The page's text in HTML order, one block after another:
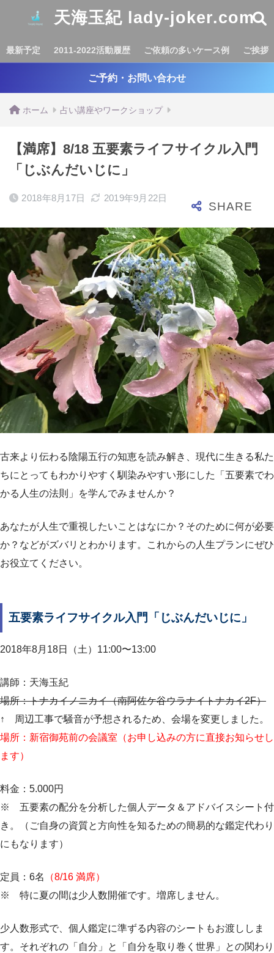
天海玉紀 lady-joker.com
最新予定 2011-2022活動履歴 ご依頼の多いケース例 ご挨拶
ご予約・お問い合わせ
ホーム 占い講座やワークショップ
【満席】8/18 五要素ライフサイクル入門
「じぶんだいじに」
2018年8月17日 2019年9月22日
古来より伝わる陰陽五行の知恵を読み解き、現代に生きる私た
ちにとってもわかりやすく馴染みやすい形にした「五要素でわ
かる人生の法則」を学んでみませんか？
あなたが人生で重視したいことはなにか？そのために何が必要
か？などがズバリとわかります。これからの人生プランにぜひ
お役立てください。
五要素ライフサイクル入門「じぶんだいじに」
2018年8月18日（土）11:00〜13:00
講師：天海玉紀
場所：トナカイノニカイ（南阿佐ケ谷ウラナイトナカイ2F）
↑ 周辺工事で騒音が予想されるため、会場を変更しました。
場所：新宿御苑前の会議室（お申し込みの方に直接お知らせし
ます）
料金：5.000円
※ 五要素の配分を分析した個人データ＆アドバイスシート付
き。（ご自身の資質と方向性を知るための簡易的な鑑定代わり
にもなります）
定員：6名
（8/16 満席）
※ 特に夏の間は少人数開催です。増席しません。
少人数形式で、個人鑑定に準ずる内容のシートもお渡ししま
す。それぞれの「自分」と「自分を取り巻く世界」との関わり